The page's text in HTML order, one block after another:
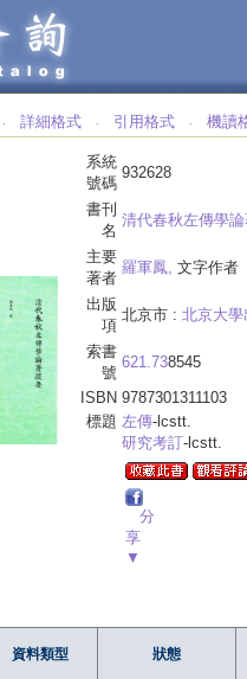
‧ 詳細格式 ‧ 引用格式 ‧ 機讀
系統
號碼
932628
書刊
名
清代春秋左傳學
主要
著者
羅軍鳳, 文字作者
出版
項
北京市 : 北京大
索書
號
621.738545
ISBN 9787301311103
標題 左傳-lcstt.
研究考訂-lcstt.
分
享
▼
資料類型 狀態